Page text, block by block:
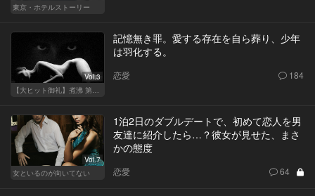
東京・ホテルストーリー
Vol.3
【大ヒット御礼】煮沸 第二章
記憶無き罪。愛する存在を自ら葬り、少年
は羽化する。
恋愛 184
Vol.7
女といるのが向いてない
1泊2日のダブルデートで、初めて恋人を男
友達に紹介したら…？彼女が見せた、まさ
かの態度
恋愛 64